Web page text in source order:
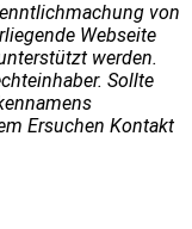
von
Webseite
werden.
Sollte
Ersuchen Kontakt